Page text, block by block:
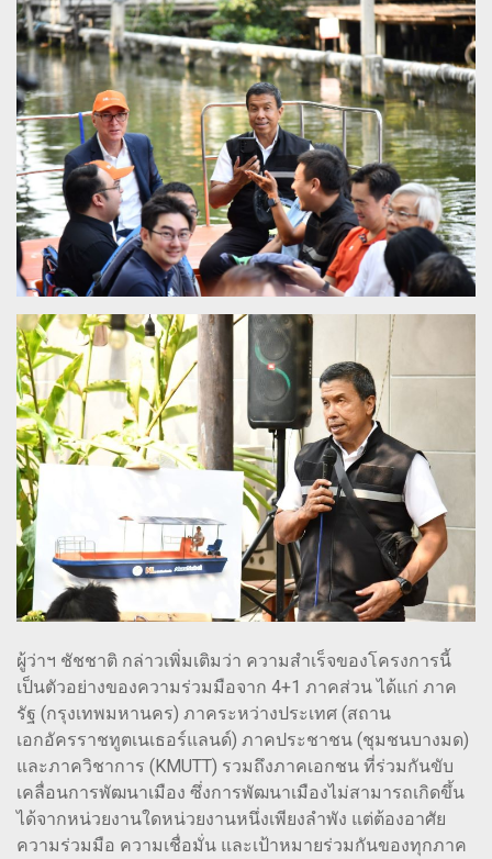
ผู้ว่าฯ ชัชชาติ กล่าวเพิ่มเติมว่า ความสำเร็จของโครงการนี้
เป็นตัวอย่างของความร่วมมือจาก 4+1 ภาคส่วน ได้แก่ ภาค
รัฐ (กรุงเทพมหานคร) ภาคระหว่างประเทศ (สถาน
เอกอัครราชทูตเนเธอร์แลนด์) ภาคประชาชน (ชุมชนบางมด)
และภาควิชาการ (KMUTT) รวมถึงภาคเอกชน ที่ร่วมกันขับ
เคลื่อนการพัฒนาเมือง ซึ่งการพัฒนาเมืองไม่สามารถเกิดขึ้น
ได้จากหน่วยงานใดหน่วยงานหนึ่งเพียงลำพัง แต่ต้องอาศัย
ความร่วมมือ ความเชื่อมั่น และเป้าหมายร่วมกันของทุกภาค